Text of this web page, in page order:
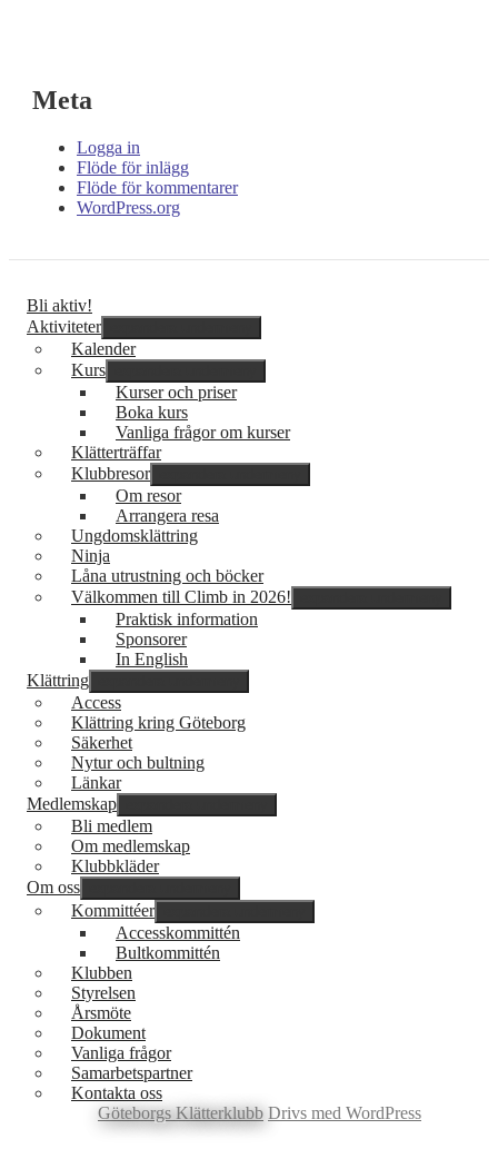
Meta
Logga in
Flöde för inlägg
Flöde för kommentarer
WordPress.org
Bli aktiv!
Aktiviteter
Kalender
Kurs
Kurser och priser
Boka kurs
Vanliga frågor om kurser
Klätterträffar
Klubbresor
Om resor
Arrangera resa
Ungdomsklättring
Ninja
Låna utrustning och böcker
Välkommen till Climb in 2026!
Praktisk information
Sponsorer
In English
Klättring
Access
Klättring kring Göteborg
Säkerhet
Nytur och bultning
Länkar
Medlemskap
Bli medlem
Om medlemskap
Klubbkläder
Om oss
Kommittéer
Accesskommittén
Bultkommittén
Klubben
Styrelsen
Årsmöte
Dokument
Vanliga frågor
Samarbetspartner
Kontakta oss
Göteborgs Klätterklubb Drivs med WordPress